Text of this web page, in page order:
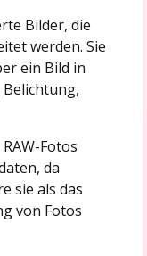
Bilder, die
werden. Sie
ein Bild in
Fotos
da
sie als das
von Fotos